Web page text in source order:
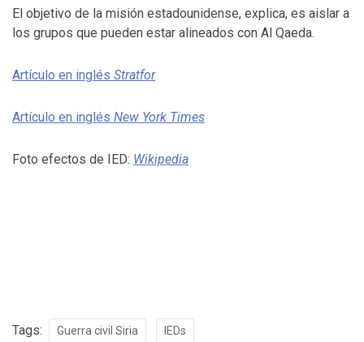
El objetivo de la misión estadounidense, explica, es aislar a
los grupos que pueden estar alineados con Al Qaeda.
Artículo en inglés Stratfor
Artículo en inglés New York Times
Foto efectos de IED: Wikipedia
Tags: Guerra civil Siria
IEDs